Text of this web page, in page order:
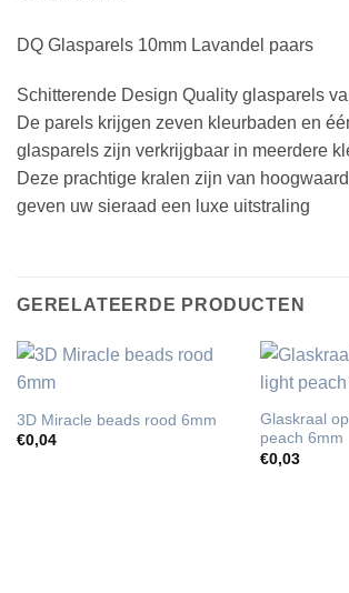
DQ Glasparels 10mm Lavandel paars
Schitterende Design Quality glasparels
De parels krijgen zeven kleurbaden en
glasparels zijn verkrijgbaar in meerdere
Deze prachtige kralen zijn van
geven uw sieraad een luxe uitstraling
GERELATEERDE PRODUCTEN
3D Miracle beads rood 6mm
€0,04
Glaskraal
peach 6mm
€0,03